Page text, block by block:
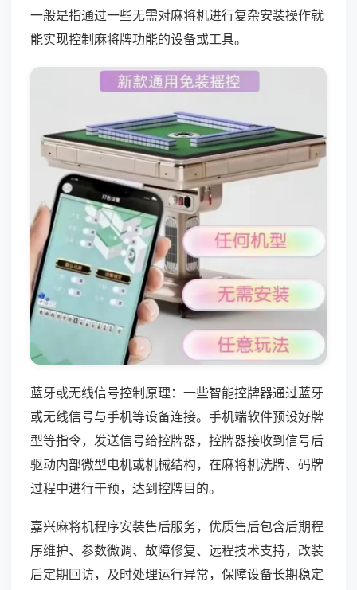
一般是指通过一些无需对麻将机进行复杂安装操作就
能实现控制麻将牌功能的设备或工具。
蓝牙或无线信号控制原理：一些智能控牌器通过蓝牙
或无线信号与手机等设备连接。手机端软件预设好牌
型等指令，发送信号给控牌器，控牌器接收到信号后
驱动内部微型电机或机械结构，在麻将机洗牌、码牌
过程中进行干预，达到控牌目的。
嘉兴麻将机程序安装售后服务，优质售后包含后期程
序维护、参数微调、故障修复、远程技术支持，改装
后定期回访，及时处理运行异常，保障设备长期稳定